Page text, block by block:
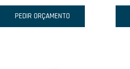
PEDIR ORÇAMENTO